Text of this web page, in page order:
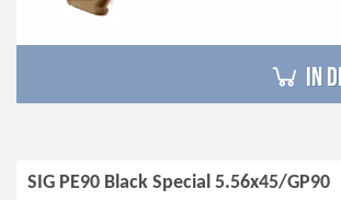
in
SIG PE90 Black Special 5.56x45/GP90